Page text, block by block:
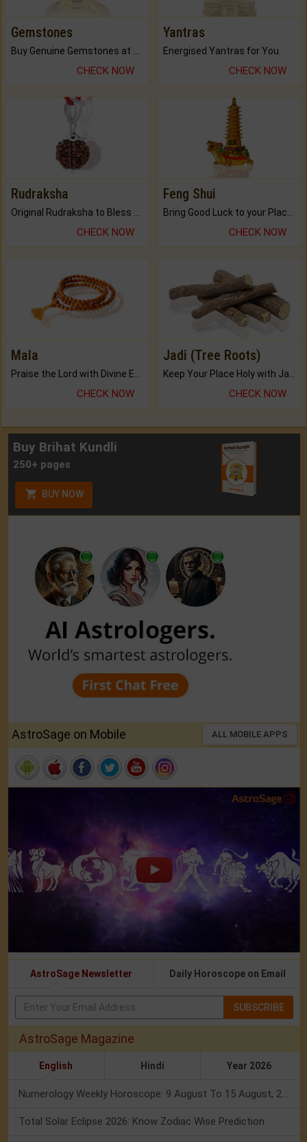
Gemstones
CHECK NOW
Yantras
Energised Yantras for You.
CHECK NOW
Rudraksha
CHECK NOW
Feng Shui
CHECK NOW
Mala
CHECK NOW
Jadi (Tree Roots)
CHECK NOW
Buy Brihat Kundli
250+ pages
BUY NOW
AstroSage on Mobile ALL MOBILE APPS
AstroSage Newsletter Daily Horoscope on Email
SUBSCRIBE
AstroSage Magazine
English Hindi Year 2026
Total Solar Eclipse 2026: Know Zodiac Wise Prediction